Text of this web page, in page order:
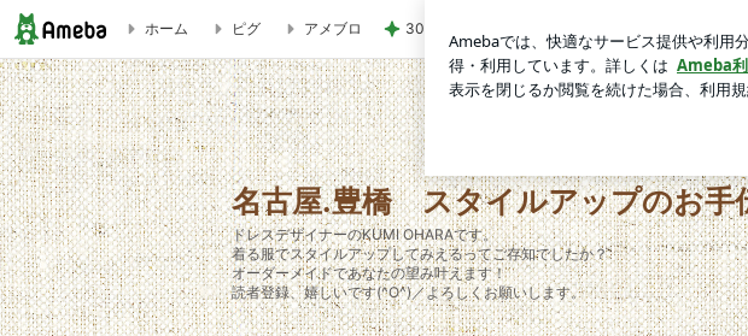
Ｄressy vol.4 レンタルドレス | 名古屋.豊橋 スタイルアップのお手伝い ドレスデザ
ホーム ピグ アメブロ 30代子なしの最近の沢山の購入品
名古屋.豊橋 スタイルアップのお手
ドレスデザイナーのKUMI OHARAです。
着る服でスタイルアップしてみえるってご存知でしたか？
オーダーメイドであなたの望み叶えます！
読者登録、嬉しいです(^O^)／よろしくお願いします。